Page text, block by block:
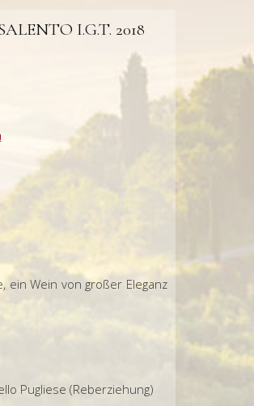
I.G.T. 2018
ein Wein von großer Eleganz
Pugliese (Reberziehung)